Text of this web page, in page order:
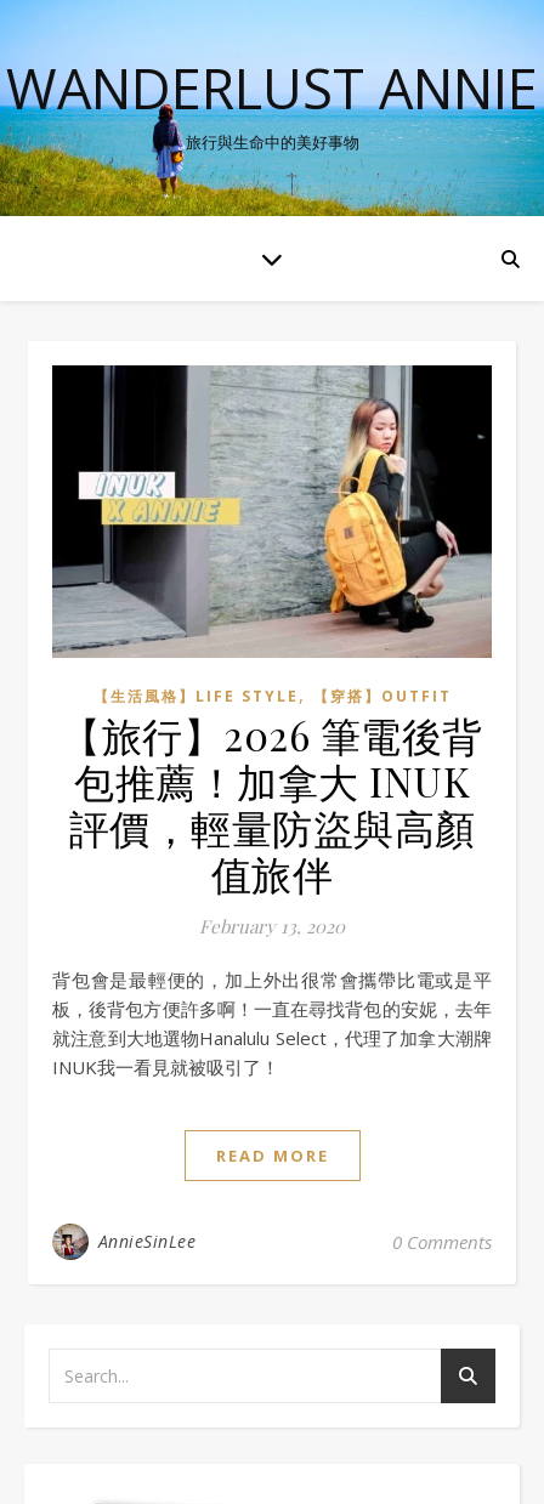
WANDERLUST ANNIE
旅行與生命中的美好事物
【生活風格】LIFE STYLE , 【穿搭】OUTFIT
【旅行】2026 筆電後背
包推薦！加拿大 INUK
評價，輕量防盜與高顏
值旅伴
February 13, 2020
背包會是最輕便的，加上外出很常會攜帶比電或是平
板，後背包方便許多啊！一直在尋找背包的安妮，去年
就注意到大地選物Hanalulu Select，代理了加拿大潮牌
INUK我一看見就被吸引了！
READ MORE
AnnieSinLee 0 Comments